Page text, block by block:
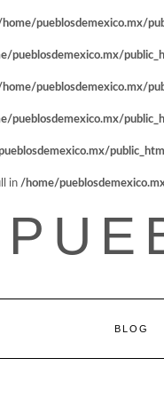
pueblosdemexico.mx/
pueblosdemexico.mx/
pueblosdemexico.mx/
pueblosdemexico.mx/
in /home/
BLOG